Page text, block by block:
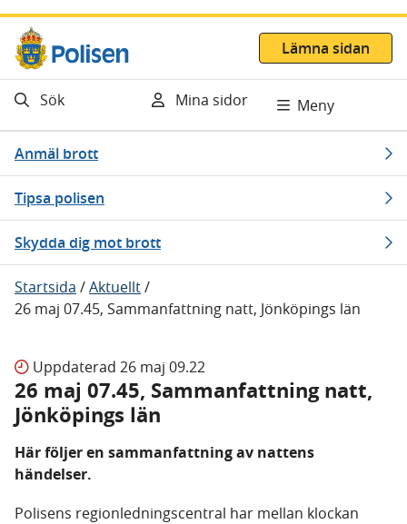
Gå direkt till innehåll
Lämna sidan
Sök Mina sidor Meny
Anmäl brott
Tipsa polisen
Skydda dig mot brott
Startsida /Aktuellt/
26 maj 07.45, Sammanfattning natt, Jönköpings län
Uppdaterad 26 maj 09.22
26 maj 07.45, Sammanfattning natt,
Jönköpings län
Här följer en sammanfattning av nattens
händelser.
Polisens regionledningscentral har mellan klockan